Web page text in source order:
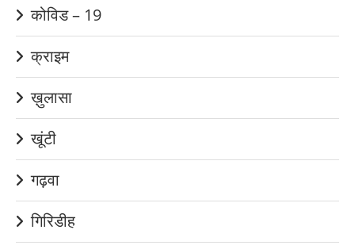
कोविड – 19
क्राइम
ख़ुलासा
खूंटी
गढ़वा
गिरिडीह